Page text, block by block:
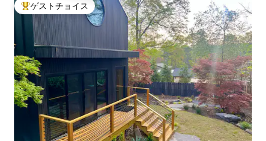
大好評のゲストチョイスです。
ゲストチョイス